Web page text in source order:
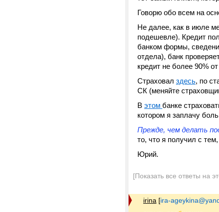
Говорю обо всем на
Не далее, как в июле
подешевле). Кредит
банком формы,
отдела), банк
кредит не более 90%
Страховал здесь, по
СК (меняйте
В этом банке
котором я заплачу
Прежде, чем делать
то, что я получил с
Юрий.
[Показать все ответы на
irina [ira-